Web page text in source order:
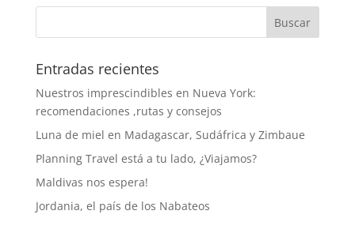
Entradas recientes
Nuestros imprescindibles en Nueva York:
recomendaciones ,rutas y consejos
Luna de miel en Madagascar, Sudáfrica y Zimbaue
Planning Travel está a tu lado, ¿Viajamos?
Maldivas nos espera!
Jordania, el país de los Nabateos